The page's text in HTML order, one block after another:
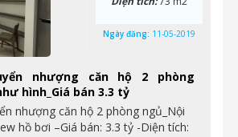
nhượng căn hộ 2 phòng
hình_Giá bán 3.3 tỷ
nhượng căn hộ 2 phòng ngủ_Nội
hồ bơi –Giá bán: 3.3 tỷ -Diện tích:
Ngày đăng: 11-05-2019